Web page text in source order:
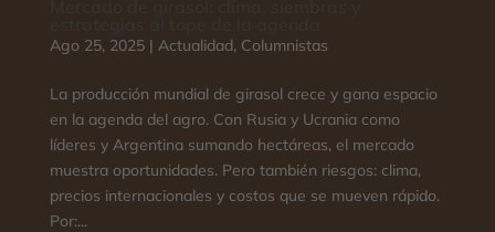
Ago 25, 2025| Actualidad, Columnistas
La producción mundial de girasol crece y gana espacio
en la agenda del agro. Con Rusia y Ucrania como
líderes y Argentina sumando hectáreas, el mercado
muestra oportunidades. Pero también riesgos: clima,
precios internacionales y costos que se mueven rápido.
Por:...